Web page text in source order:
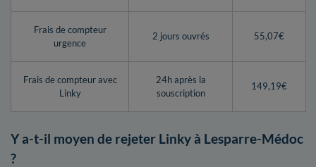
Frais de compteur
urgence
2 jours ouvrés 55,07€
Frais de compteur avec
Linky
24h après la
souscription
149,19€
Y a-t-il moyen de rejeter Linky à Lesparre-Médoc
?